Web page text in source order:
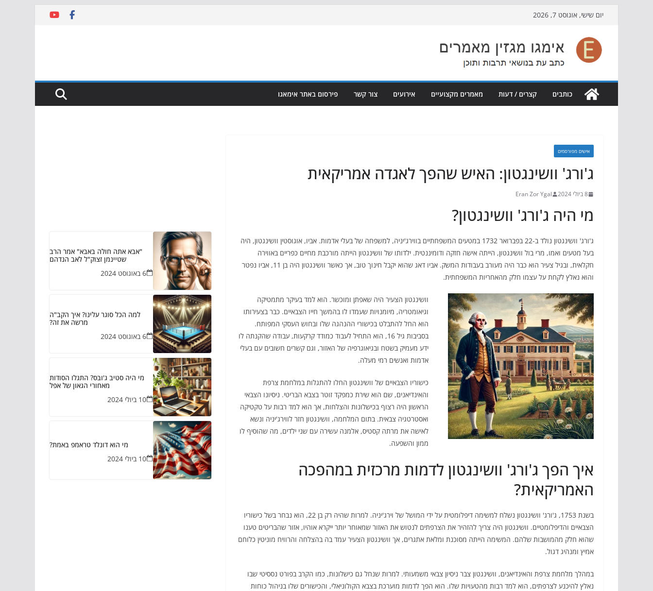
content
יום שישי, אוגוסט 7, 2026
כותבים קצרים / דעות מאמרים מקצועיים אירועים צור קשר פירסום באתר אימאגו
אישים מפורסמים
ג'ורג' וושינגטון: האיש שהפך לאגדה אמריקאית
8 ביולי 2024 Eran Zor Ygal
מי היה ג'ורג' וושינגטון?
ג'ורג' וושינגטון נולד ב-22 בפברואר 1732 במטעים המשפחתיים בווירג'יניה, למשפחה של בעלי אדמות. אביו, אוגוסטין וושינגטון, היה
בעל מטעים ואמו, מרי בול וושינגטון, הייתה אישה חזקה ודומיננטית. ילדותו של וושינגטון הייתה מורכבת מחיים כפריים באווירה
חקלאית, ובגיל צעיר הוא כבר היה מעורב בעבודות המשק. אביו דאג שהוא יקבל חינוך טוב, אך כאשר וושינגטון היה בן 11, אביו נפטר
והוא נאלץ לקחת על עצמו חלק מהאחריות המשפחתית.
וושינגטון הצעיר היה שאפתן ומוכשר. הוא למד בעיקר מתמטיקה
וגיאומטריה, מיומנויות שעמדו לו בהמשך חייו הצבאיים. כבר בצעירותו
הוא החל להתבלט בכישורי ההנהגה שלו ובחוש העסקי המפותח.
בסביבות גיל 16, הוא התחיל לעבוד כמודד קרקעות, עבודה שהקנתה לו
ידע מעמיק בשטח ובגיאוגרפיה של האזור, וגם קשרים חשובים עם בעלי
אדמות ואנשים רמי מעלה.
כישוריו הצבאיים של וושינגטון החלו להתגלות במלחמת צרפת
והאינדיאנים, שם הוא שירת כמפקד זוטר בצבא הבריטי. ניסיונו הצבאי
הראשון היה רצוף בכישלונות והצלחות, אך הוא למד רבות על טקטיקה
ואסטרטגיה צבאית. בתום המלחמה, וושינגטון חזר לווירג'יניה ונשא
לאישה את מרתה קסטיס, אלמנה עשירה עם שני ילדים, מה שהוסיף לו
ממון והשפעה.
איך הפך ג'ורג' וושינגטון לדמות מרכזית במהפכה
האמריקאית?
בשנת 1753, ג'ורג' וושינגטון נשלח למשימה דיפלומטית על ידי המושל של וירג'יניה. למרות שהיה רק בן 22, הוא נבחר בשל כישוריו
הצבאיים והדיפלומטיים. וושינגטון היה צריך להזהיר את הצרפתים לנטוש את האזור שמאוחר יותר ייקרא אוהיו, אזור שהבריטים טענו
שהוא חלק מהמושבות שלהם. המשימה הייתה מסוכנת ומלאת אתגרים, אך וושינגטון הצעיר עמד בה בהצלחה והרוויח מוניטין כלוחם
אמיץ ומנהיג דגול.
במהלך מלחמת צרפת והאינדיאנים, וושינגטון צבר ניסיון צבאי משמעותי. למרות שנחל גם כישלונות, כמו הקרב בפורט נססיטי שבו
נאלץ להיכנע לצרפתים, הוא למד רבות מהטעויות שלו. הוא הפך לדמות מוערכת בצבא הקולוניאלי, והכישורים שלו בניהול כוחות
"אבא אתה חולה באבא" אמר הרב
שטיינמן זצוק"ל לאב הנדהם
6 באוגוסט 2024
למה הכל סוגר עלינו? איך הקב"ה
מרשה את זה?
6 באוגוסט 2024
מי היה סטיב ג'ובס? התגלו הסודות
מאחורי הגאון של אפל
10 ביולי 2024
מי הוא דונלד טראמפ באמת?
10 ביולי 2024